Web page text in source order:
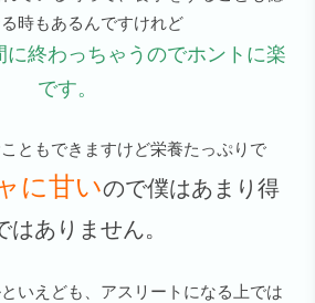
時もあるんですけれど
に終わっちゃうのでホントに楽
です。
ともできますけど栄養たっぷりで
に甘いので僕はあまり得
はありません。
いえども、アスリートになる上では